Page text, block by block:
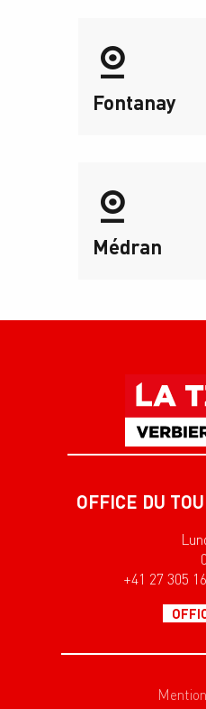
Fontanay
Médran
OFFICE DU
+41 27 305